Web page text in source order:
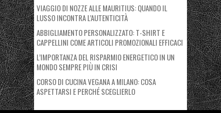
VIAGGIO DI NOZZE ALLE MAURITIUS: QUANDO IL
LUSSO INCONTRA L’AUTENTICITÀ
ABBIGLIAMENTO PERSONALIZZATO: T-SHIRT E
CAPPELLINI COME ARTICOLI PROMOZIONALI EFFICACI
L’IMPORTANZA DEL RISPARMIO ENERGETICO IN UN
MONDO SEMPRE PIÙ IN CRISI
CORSO DI CUCINA VEGANA A MILANO: COSA
ASPETTARSI E PERCHÉ SCEGLIERLO